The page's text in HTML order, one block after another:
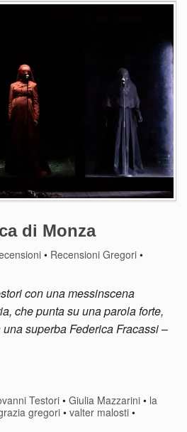
di Monza
• Recensioni Gregori •
con una messinscena
che punta su una parola forte,
superba Federica Fracassi–
Testori•Giulia Mazzarini • la
gregori • valter malosti •